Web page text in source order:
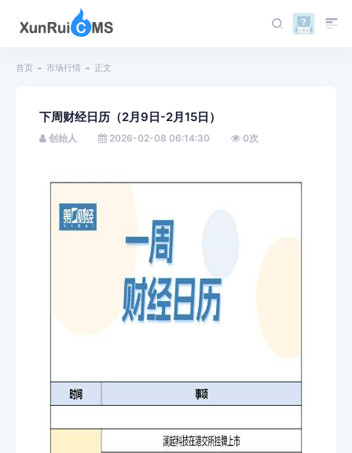
首页 市场行情 正文
下周财经日历（2月9日-2月15日）
创始人 2026-02-08 06:14:30 0次